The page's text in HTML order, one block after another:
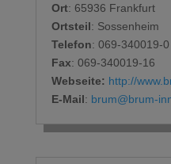
Ort: 65936 Frankfurt
Ortsteil: Sossenheim
Telefon: 069-340019-0
Fax: 069-340019-16
Webseite: http://
E-Mail: brum@brum-